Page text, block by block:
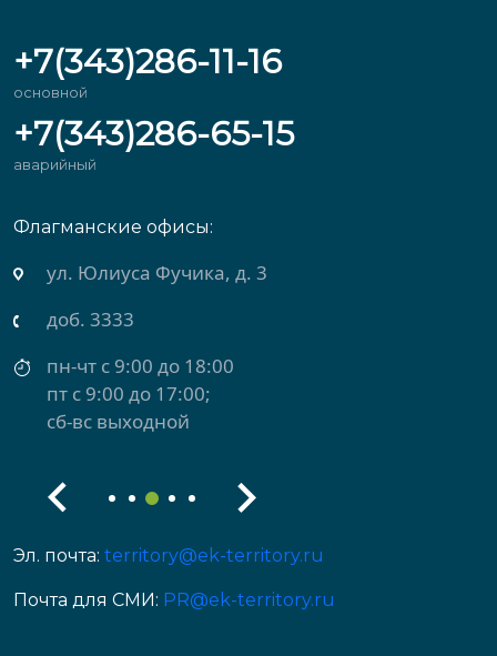
+7(343)286-11-16
основной
+7(343)286-65-15
аварийный
Флагманские офисы:
ул. Юлиуса Фучика, д. 3
доб. 3333
пн-чт с 9:00 до 18:00
пт с 9:00 до 17:00;
сб-вс выходной
Эл. почта: territory@ek-territory.ru
Почта для СМИ: PR@ek-territory.ru